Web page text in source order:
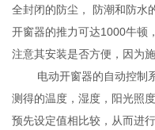
全封闭的防尘， 防潮和防水
开窗器的推力可达1000牛顿
注意其安装是否方便，因为
电动开窗器的自动控制系
测得的温度，湿度，阳光照
预先设定值相比较，从而进